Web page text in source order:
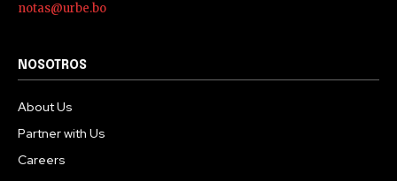
notas@urbe.bo
NOSOTROS
About Us
Partner with Us
Careers